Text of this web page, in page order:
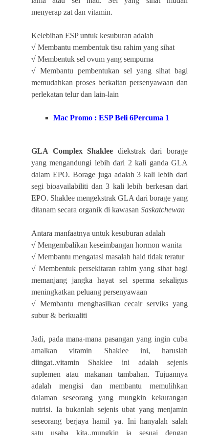
menyerap zat dan vitamin.
Kelebihan ESP untuk kesuburan adalah
√ Membantu membentuk tisu rahim yang sihat
√ Membentuk sel ovum yang sempurna
√ Membantu pembentukan sel yang sihat bagi
memudahkan proses berkaitan persenyawaan dan
perlekatan telur dan lain-lain
Mac Promo : ESP Beli 6Percuma 1
GLA ComplexShaklee diekstrak dariborage
yang mengandungi lebih dari 2 kali ganda GLA
dalam EPO. Borage juga adalah 3 kali lebih dari
segi bioavailabiliti dan 3 kali lebih berkesan dari
EPO. Shaklee mengekstrak GLA dari borage yang
ditanam secara organik di kawasan Saskatchewan
Antara manfaatnya untuk kesuburan adalah
√ Mengembalikan keseimbangan hormon wanita
√ Membantu mengatasi masalah haid tidak teratur
√ Membentuk persekitaran rahim yang sihat bagi
memanjang jangka hayat sel sperma sekaligus
meningkatkan peluang persenyawaan
√ Membantu menghasilkan cecair serviks yang
subur & berkualiti
Jadi, pada mana-mana pasangan yang ingin cuba
amalkan vitamin Shaklee ini, haruslah
diingat..vitamin Shaklee ini adalah sejenis
suplemen atau makanan tambahan. Tujuannya
adalah mengisi dan membantu memulihkan
dalaman seseorang yang mungkin kekurangan
nutrisi. Ia bukanlah sejenis ubat yang menjamin
seseorang berjaya hamil ya. Ini hanyalah salah
satu usaha kita..mungkin ia sesuai dengan